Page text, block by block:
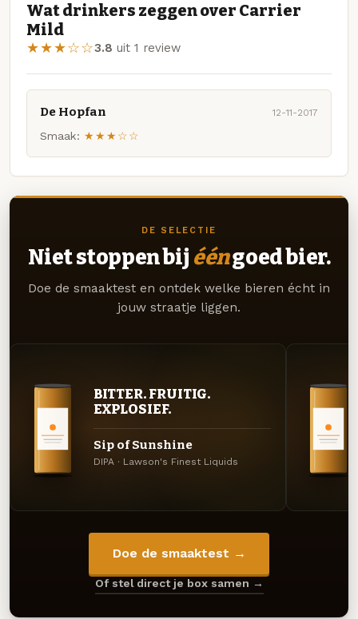
Wat drinkers zeggen over Carrier
Mild
★★★☆☆3.8 uit 1 review
De Hopfan 12-11-2017
Smaak: ★★★☆☆
DE SELECTIE
Niet stoppen bij ééngoed bier.
Doe de smaaktest en ontdek welke bieren écht in
jouw straatje liggen.
BITTER. FRUITIG.
EXPLOSIEF.
Sip of Sunshine
DIPA · Lawson's Finest Liquids
Doe de smaaktest →
Of stel direct je box samen →